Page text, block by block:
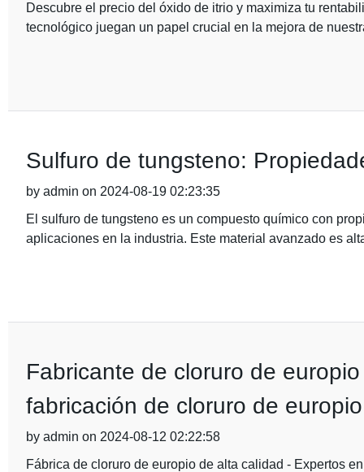
Descubre el precio del óxido de itrio y maximiza tu
tecnológico juegan un papel crucial en la mejora de
Sulfuro de tungsteno:
by admin on 2024-08-19 02:23:35
El sulfuro de tungsteno es un compuesto químico con
aplicaciones en la industria. Este material avanzado es
Fabricante de cloruro de
fabricación de cloruro de europio
by admin on 2024-08-12 02:22:58
Fábrica de cloruro de europio de alta calidad - Expertos